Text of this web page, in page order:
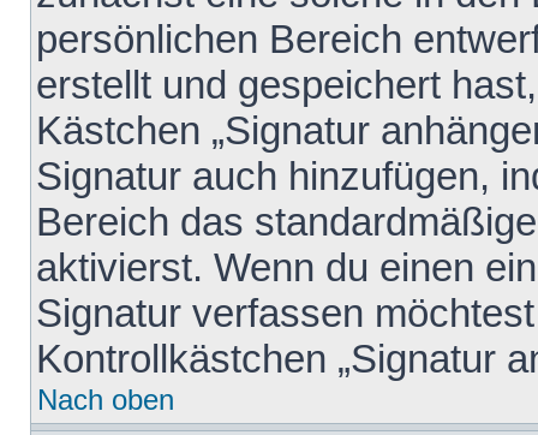
persönlichen Bereich
erstellt und gespeichert
Kästchen „Signatur
Signatur auch hinzufügen,
Bereich das
aktivierst. Wenn du einen
Signatur verfassen
Kontrollkästchen „Signatur
Nach oben